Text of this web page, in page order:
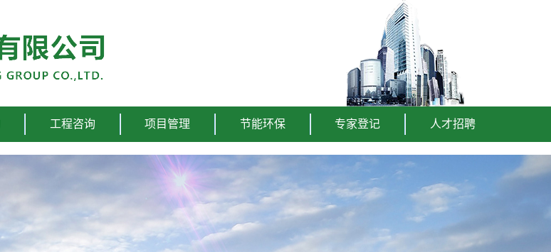
工程咨询 项目管理 节能环保 专家登记 人才招聘